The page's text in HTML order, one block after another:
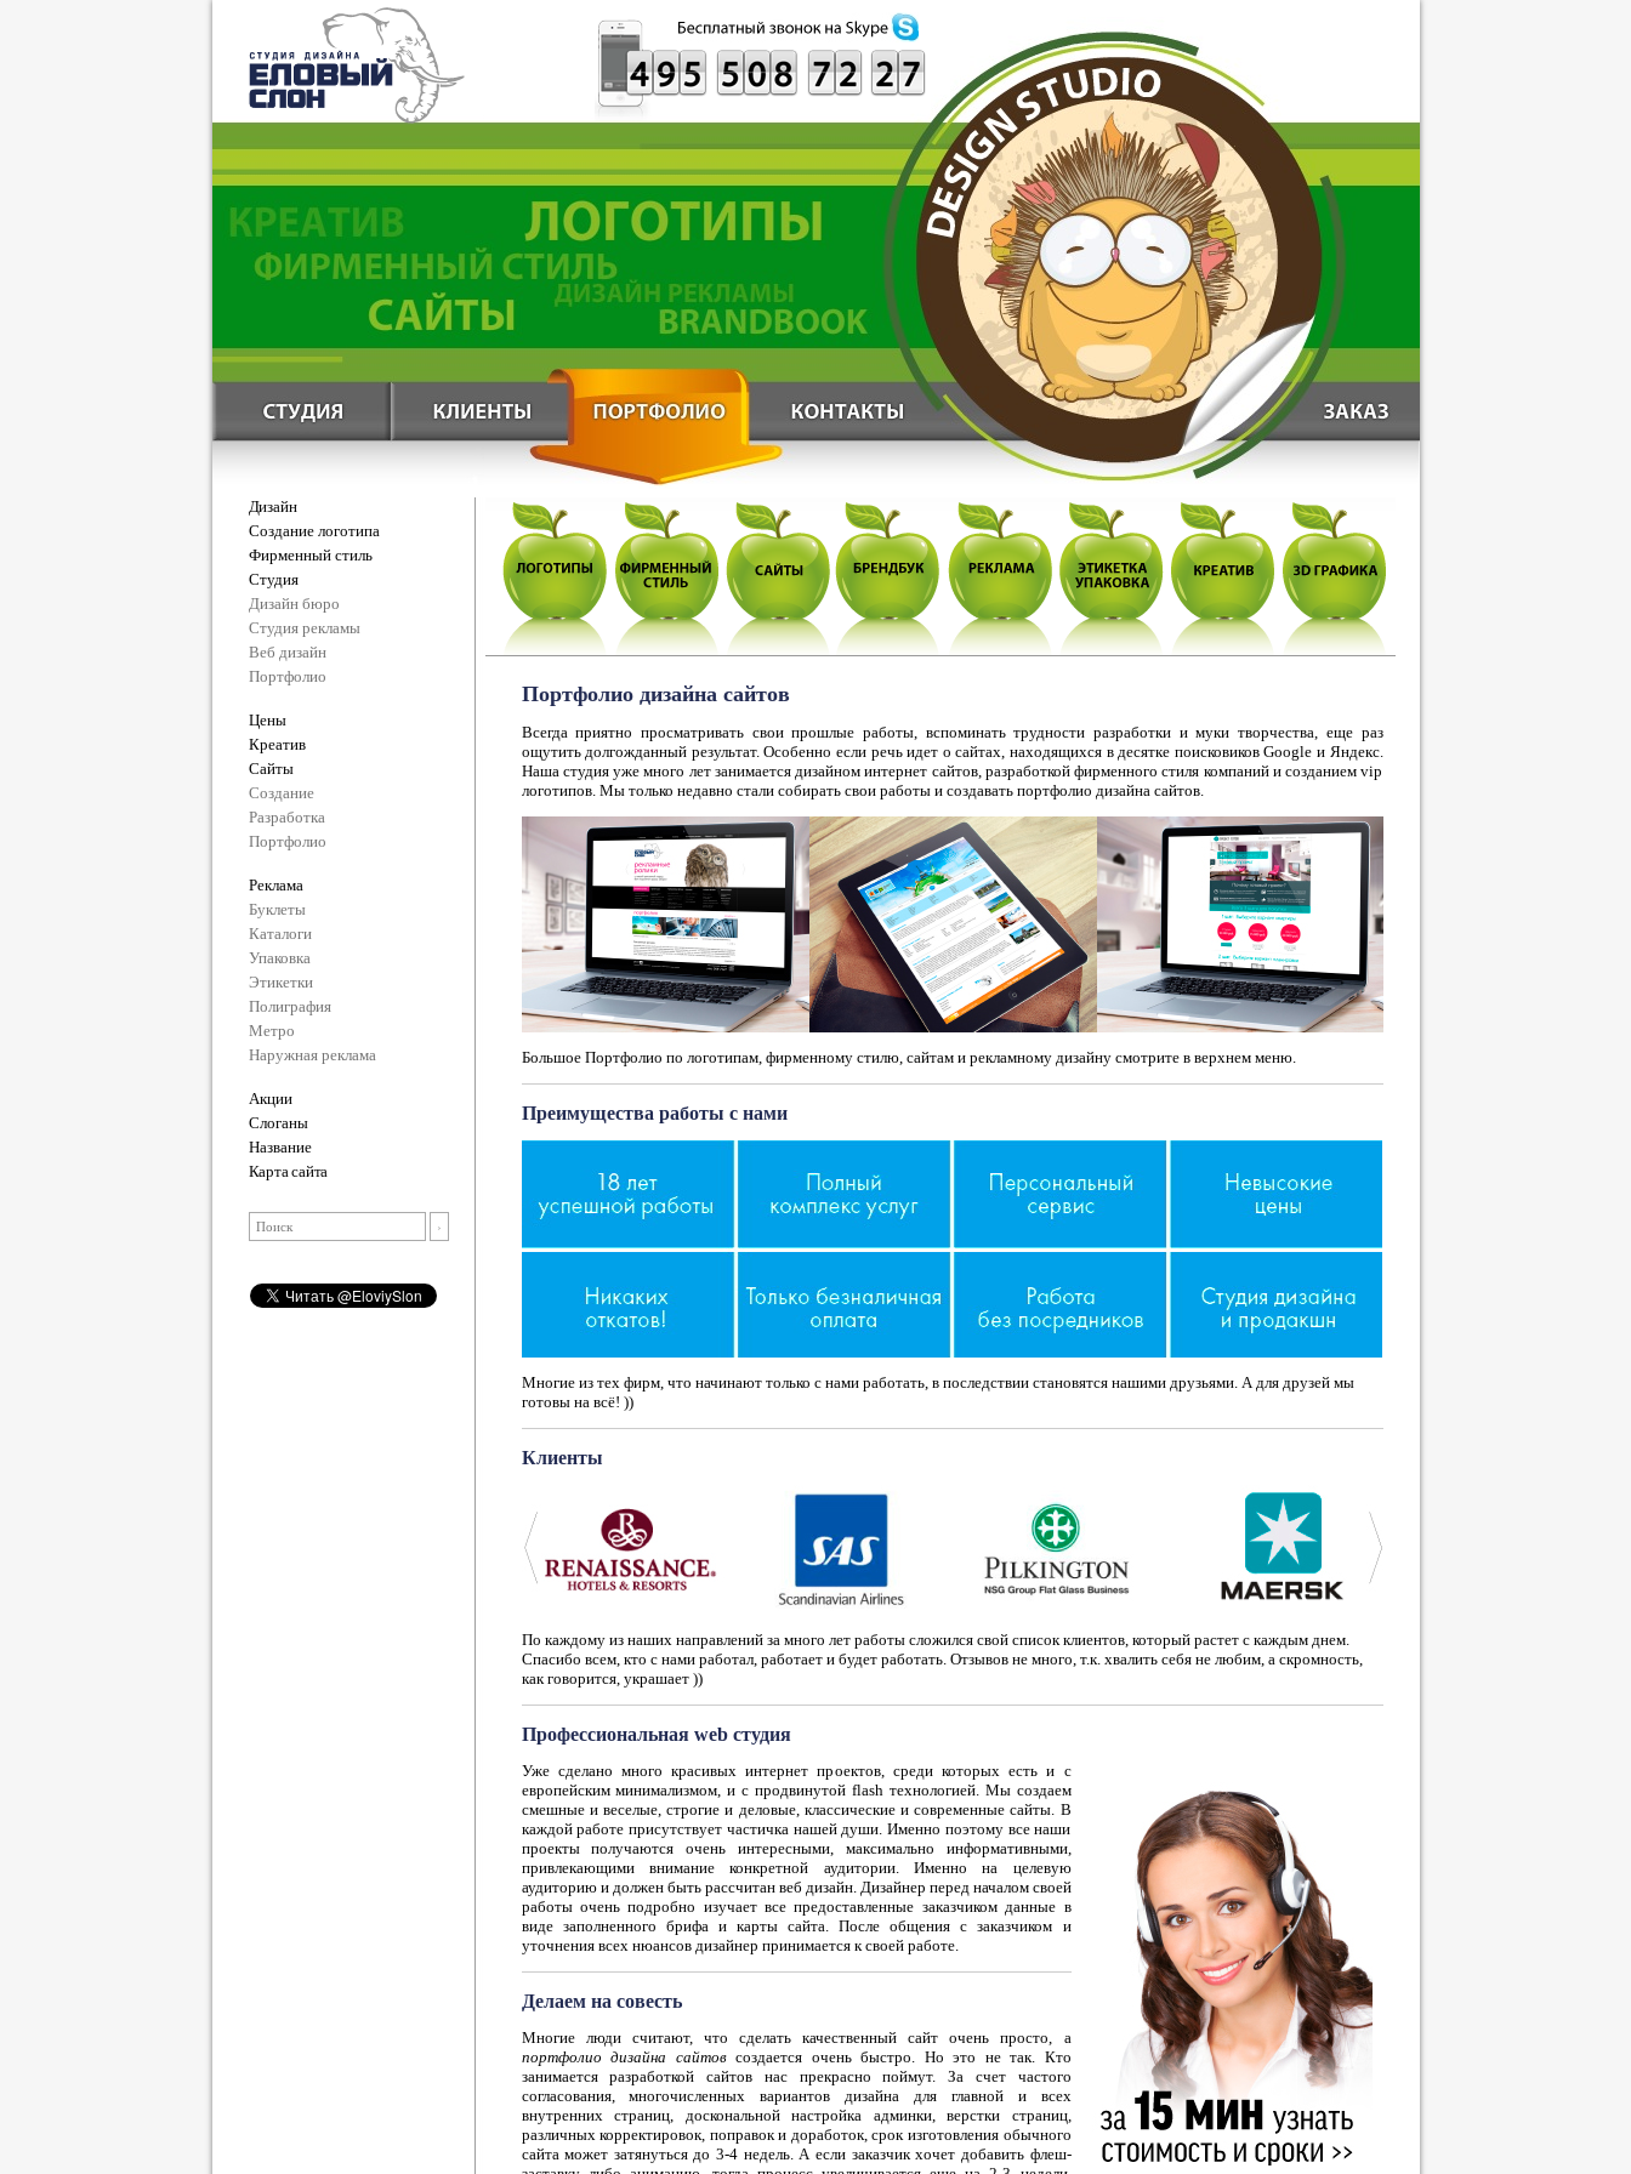
Дизайн
Создание логотипа
Фирменный стиль
Студия
Дизайн бюро
Студия рекламы
Веб дизайн
Портфолио
Цены
Креатив
Сайты
Создание
Разработка
Портфолио
Реклама
Буклеты
Каталоги
Упаковка
Этикетки
Полиграфия
Метро
Наружная реклама
Акции
Слоганы
Название
Карта сайта
Портфолио дизайна сайтов
Всегда приятно просматривать свои прошлые работы, вспоминать трудности разработки и муки творчества, еще раз
ощутить долгожданный результат. Особенно если речь идет о сайтах, находящихся в десятке поисковиков Google и Яндекс.
Наша студия уже много лет занимается дизайном интернет сайтов, разработкой фирменного стиля компаний и созданием vip
логотипов. Мы только недавно стали собирать свои работы и создавать портфолио дизайна сайтов.
Большое Портфолио по логотипам, фирменному стилю, сайтам и рекламному дизайну смотрите в верхнем меню.
Преимущества работы с нами
Многие из тех фирм, что начинают только с нами работать, в последствии становятся нашими друзьями. А для друзей мы
готовы на всё! ))
Клиенты
По каждому из наших направлений за много лет работы сложился свой список клиентов, который растет с каждым днем.
Спасибо всем, кто с нами работал, работает и будет работать. Отзывов не много, т.к. хвалить себя не любим, а скромность,
как говорится, украшает ))
Профессиональная web студия
Уже сделано много красивых интернет проектов, среди которых есть и с
европейским минимализмом, и с продвинутой flash технологией. Мы создаем
смешные и веселые, строгие и деловые, классические и современные сайты. В
каждой работе присутствует частичка нашей души. Именно поэтому все наши
проекты получаются очень интересными, максимально информативными,
привлекающими внимание конкретной аудитории. Именно на целевую
аудиторию и должен быть рассчитан веб дизайн. Дизайнер перед началом своей
работы очень подробно изучает все предоставленные заказчиком данные в
виде заполненного брифа и карты сайта. После общения с заказчиком и
уточнения всех нюансов дизайнер принимается к своей работе.
Делаем на совесть
Многие люди считают, что сделать качественный сайт очень просто, а
портфолио дизайна сайтовсоздается очень быстро. Но это не так. Кто
занимается разработкой сайтов нас прекрасно поймут. За счет частого
согласования, многочисленных вариантов дизайна для главной и всех
внутренних страниц, доскональной настройка админки, верстки страниц,
различных корректировок, поправок и доработок, срок изготовления обычного
сайта может затянуться до 3-4 недель. А если заказчик хочет добавить флеш-